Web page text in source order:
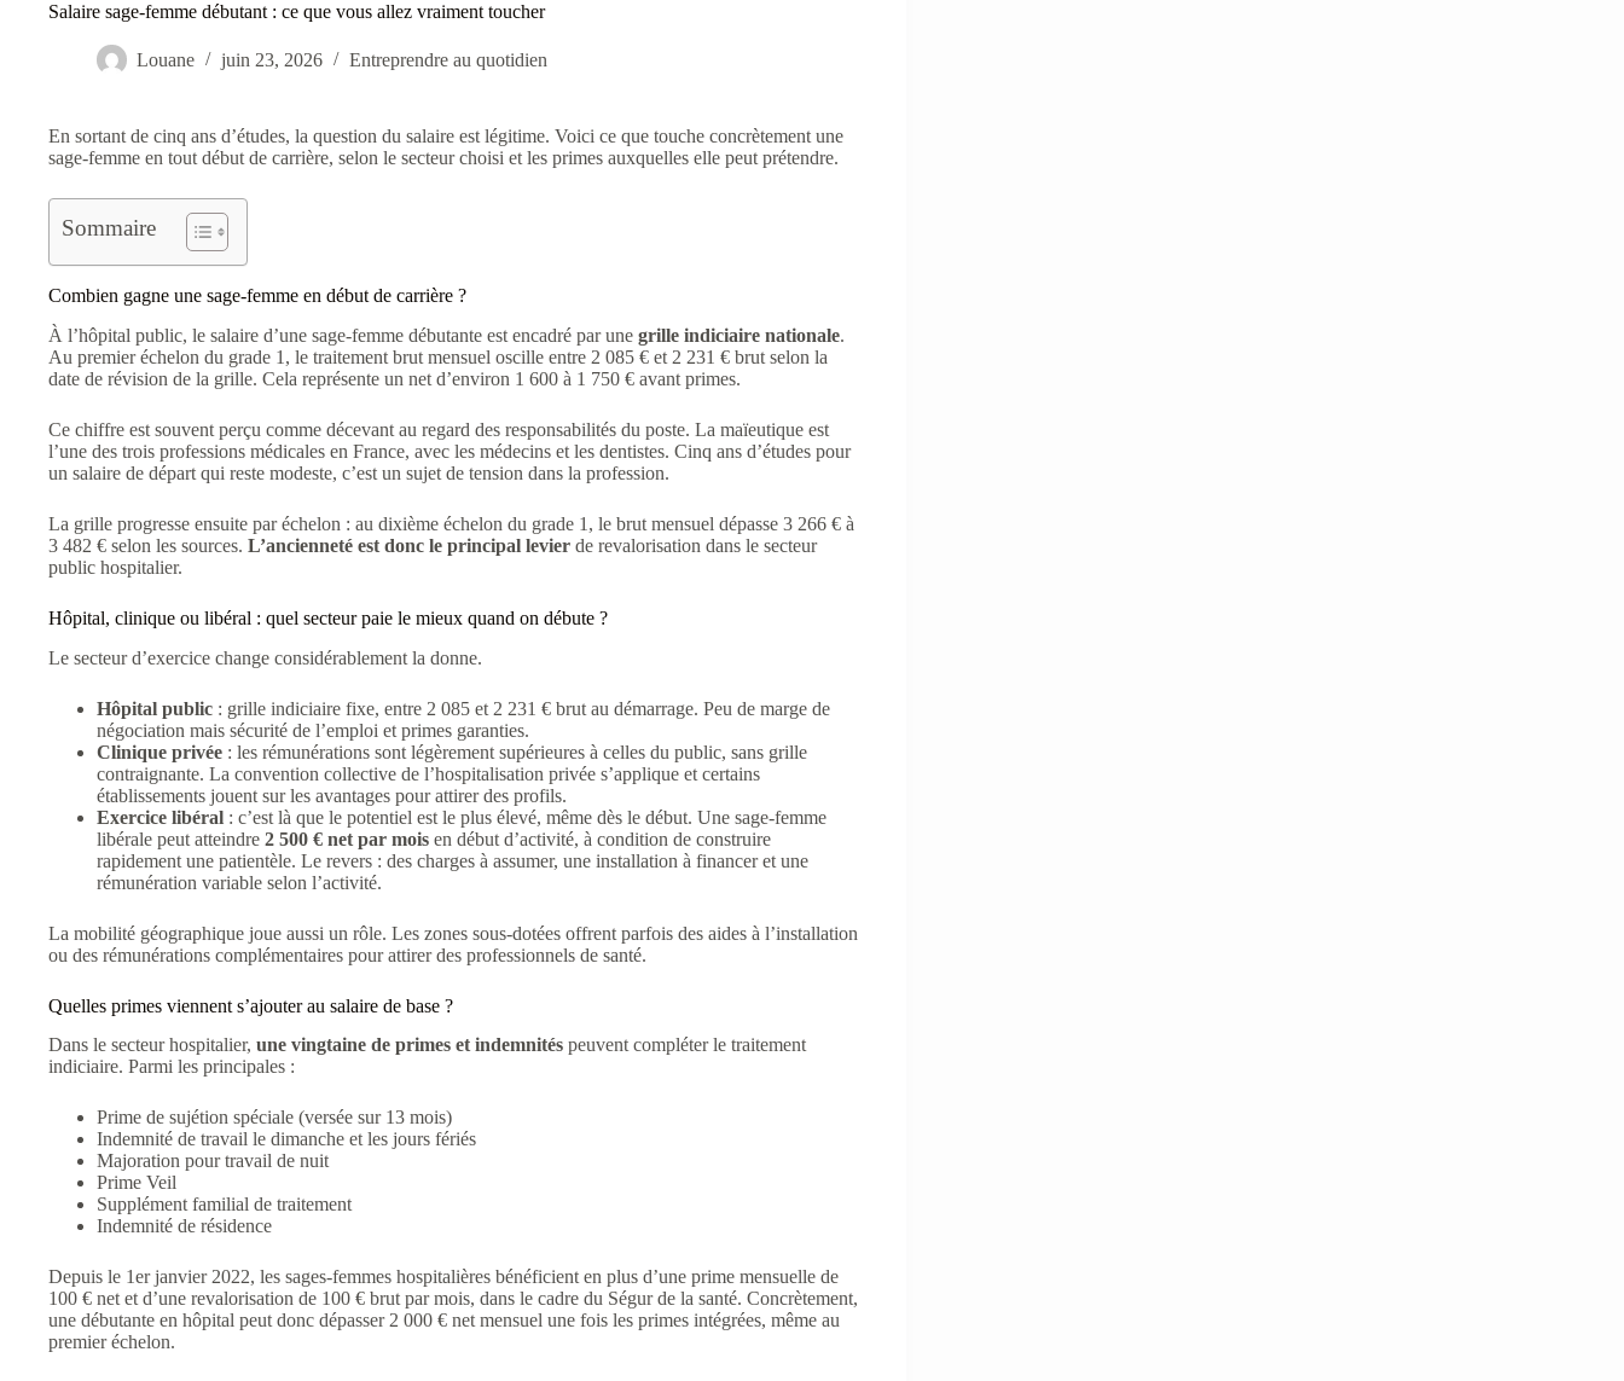
Salaire sage-femme débutant : ce que vous allez vraiment toucher
Louane juin 23, 2026 Entreprendre au quotidien
En sortant de cinq ans d’études, la question du salaire est légitime. Voici ce que touche concrètement une
sage-femme en tout début de carrière, selon le secteur choisi et les primes auxquelles elle peut prétendre.
Sommaire
Combien gagne une sage-femme en début de carrière ?
À l’hôpital public, le salaire d’une sage-femme débutante est encadré par une grille indiciaire nationale.
Au premier échelon du grade 1, le traitement brut mensuel oscille entre 2 085 € et 2 231 € brut selon la
date de révision de la grille. Cela représente un net d’environ 1 600 à 1 750 € avant primes.
Ce chiffre est souvent perçu comme décevant au regard des responsabilités du poste. La maïeutique est
l’une des trois professions médicales en France, avec les médecins et les dentistes. Cinq ans d’études pour
un salaire de départ qui reste modeste, c’est un sujet de tension dans la profession.
La grille progresse ensuite par échelon : au dixième échelon du grade 1, le brut mensuel dépasse 3 266 € à
3 482 € selon les sources. L’ancienneté est donc le principal levier de revalorisation dans le secteur
public hospitalier.
Hôpital, clinique ou libéral : quel secteur paie le mieux quand on débute ?
Le secteur d’exercice change considérablement la donne.
Hôpital public : grille indiciaire fixe, entre 2 085 et 2 231 € brut au démarrage. Peu de marge de
négociation mais sécurité de l’emploi et primes garanties.
Clinique privée : les rémunérations sont légèrement supérieures à celles du public, sans grille
contraignante. La convention collective de l’hospitalisation privée s’applique et certains
établissements jouent sur les avantages pour attirer des profils.
Exercice libéral : c’est là que le potentiel est le plus élevé, même dès le début. Une sage-femme
libérale peut atteindre 2 500 € net par mois en début d’activité, à condition de construire
rapidement une patientèle. Le revers : des charges à assumer, une installation à financer et une
rémunération variable selon l’activité.
La mobilité géographique joue aussi un rôle. Les zones sous-dotées offrent parfois des aides à l’installation
ou des rémunérations complémentaires pour attirer des professionnels de santé.
Quelles primes viennent s’ajouter au salaire de base ?
Dans le secteur hospitalier, une vingtaine de primes et indemnités peuvent compléter le traitement
indiciaire. Parmi les principales :
Prime de sujétion spéciale (versée sur 13 mois)
Indemnité de travail le dimanche et les jours fériés
Majoration pour travail de nuit
Prime Veil
Supplément familial de traitement
Indemnité de résidence
Depuis le 1er janvier 2022, les sages-femmes hospitalières bénéficient en plus d’une prime mensuelle de
100 € net et d’une revalorisation de 100 € brut par mois, dans le cadre du Ségur de la santé. Concrètement,
une débutante en hôpital peut donc dépasser 2 000 € net mensuel une fois les primes intégrées, même au
premier échelon.